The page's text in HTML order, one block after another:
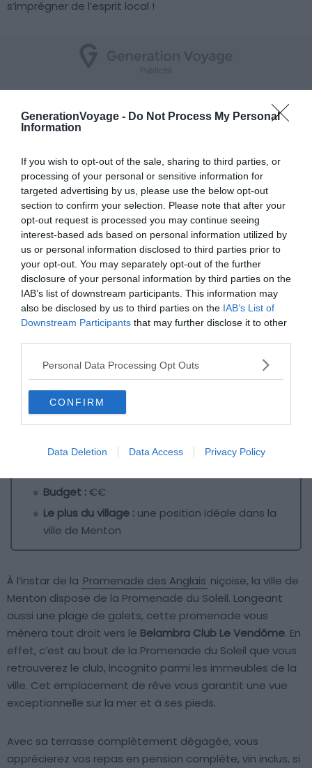
GenerationVoyage - Do Not Process My Personal
Information
If you wish to opt-out of the sale, sharing to third parties, or
processing of your personal or sensitive information for
targeted advertising by us, please use the below opt-out
section to confirm your selection. Please note that after your
opt-out request is processed you may continue seeing
interest-based ads based on personal information utilized by
us or personal information disclosed to third parties prior to
your opt-out. You may separately opt-out of the further
disclosure of your personal information by third parties on the
IAB’s list of downstream participants. This information may
also be disclosed by us to third parties on the IAB’s List of
Downstream Participants that may further disclose it to other
Personal Data Processing Opt Outs
CONFIRM
Data Deletion Data Access Privacy Policy
s’imprégner de l’esprit local !
5. Le Vendôme
Crédit photo :Belambra
Budget :€€
Le plus du village : une position idéale dans la
ville de Menton
À l’instar de la Promenade des Anglais niçoise, la ville de
Menton dispose de la Promenade du Soleil. Longeant
aussi une plage de galets, cette promenade vous
mènera tout droit vers le Belambra Club Le Vendôme. En
effet, c’est au bout de la Promenade du Soleil que vous
retrouverez le club, incognito parmi les immeubles de la
ville. Cet emplacement de rêve vous garantit une vue
exceptionnelle sur la mer et à ses pieds.
Avec sa terrasse complètement dégagée, vous
apprécierez vos repas en pension complète, vin inclus, si